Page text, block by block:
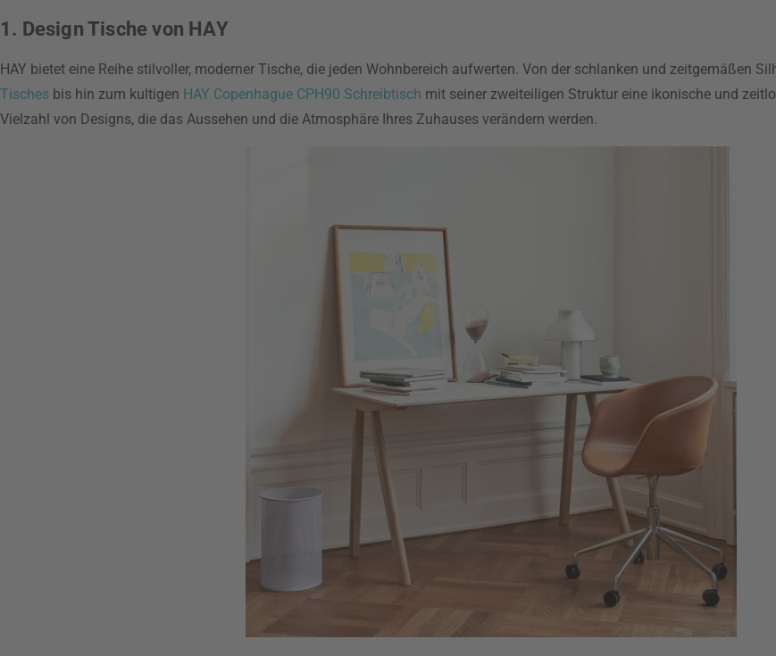
1. Design Tische von HAY
HAY bietet eine Reihe stilvoller, moderner Tische, die jeden Wohnbereich aufwerten. Von der schlanken und zeitgemäßen
Tisches bis hin zum kultigen HAY Copenhague CPH90 Schreibtisch mit seiner zweiteiligen Struktur eine ikonische und
Vielzahl von Designs, die das Aussehen und die Atmosphäre Ihres Zuhauses verändern werden.